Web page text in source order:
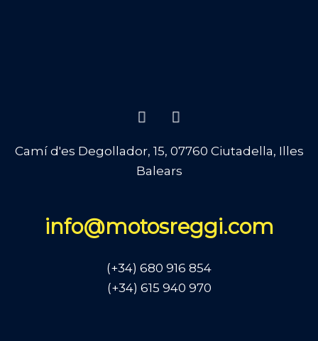
Camí d'es Degollador, 15, 07760 Ciutadella, Illes
Balears
info@motosreggi.com
(+34) 680 916 854
(+34) 615 940 970